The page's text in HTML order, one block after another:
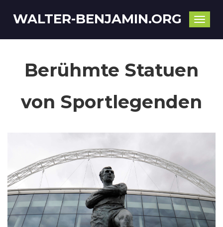
Toggle
WALTER-BENJAMIN.ORG
Berühmte Statuen
von Sportlegenden